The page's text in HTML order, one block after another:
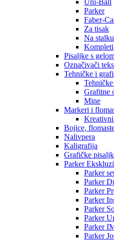
Uni-Ball
Parker
Faber-
Za tisak
Na stalku
Kompleti
Pisaljke s
Označivači
Tehničke i
Grafitne
Mine
Markeri i
Bojice,
Nalivpera
Kaligrafija
Grafičke
Parker
Parker
Parker
Parker
Parker
Parker
Parker
Parker
Parker